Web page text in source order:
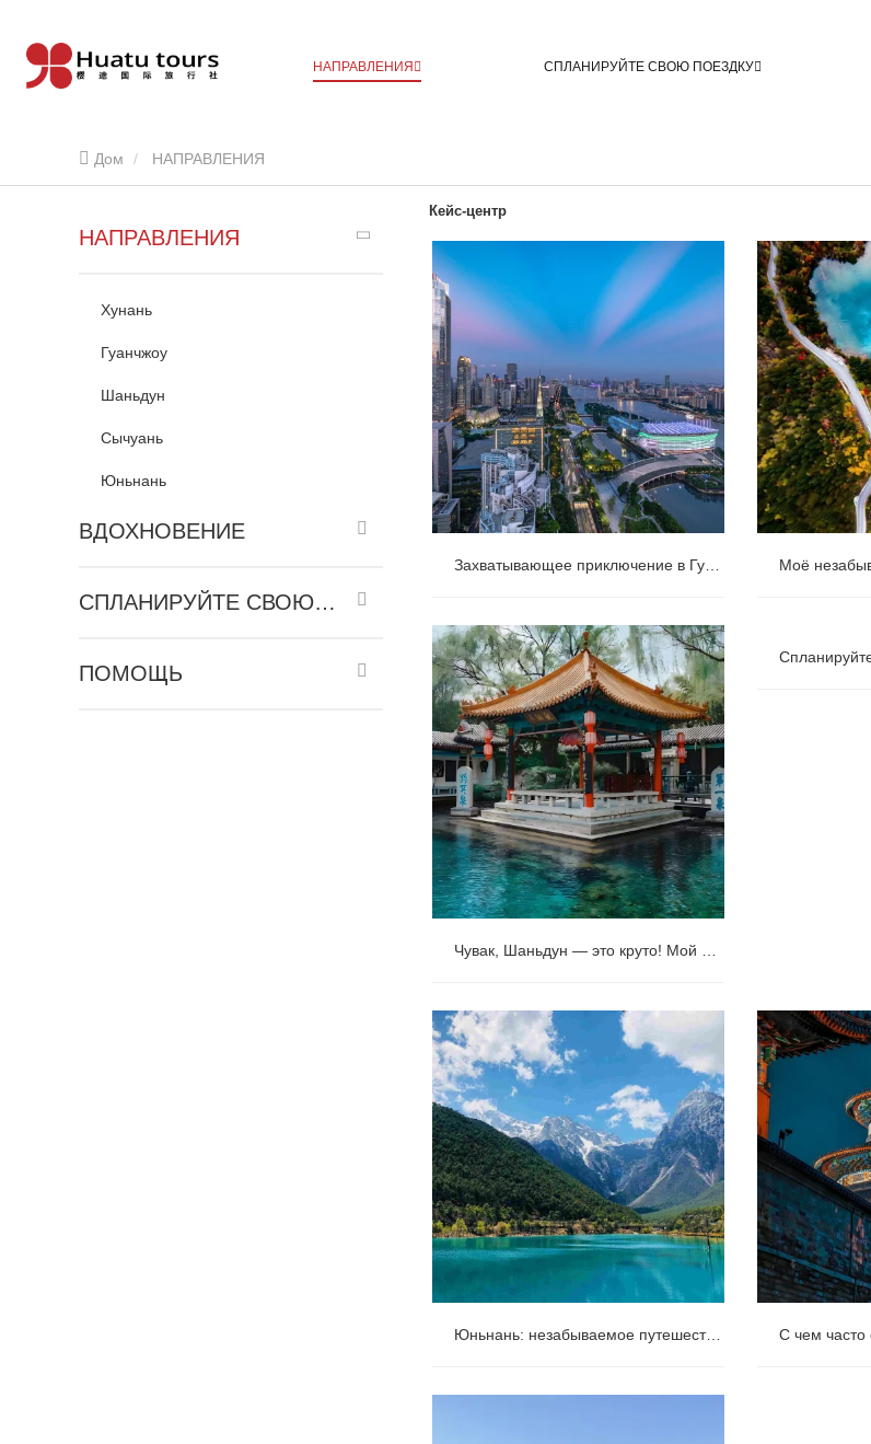
НАПРАВЛЕНИЯ СПЛАНИРУЙТЕ СВОЮ ПОЕЗДКУ
Дом НАПРАВЛЕНИЯ
НАПРАВЛЕНИЯ
Хунань
Гуанчжоу
Шаньдун
Сычуань
Юньнань
ВДОХНОВЕНИЕ
СПЛАНИРУЙТЕ СВОЮ ПОЕЗДКУ
ПОМОЩЬ
Кейс-центр
Захватывающее приключение в Гуанчжоу и на ярмарке Chimelong!
Захватывающее приключение в
Гуанчжоу и на ярмарке Chimelong!
Чувак, Шаньдун — это круто! Мой
непредвзятый обзор западного
путешественника.
Юньнань: незабываемое путешествие по этническим культурам
Юньнань: незабываемое